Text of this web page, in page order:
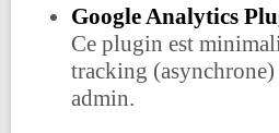
Google Analytics
Ce plugin est
tracking (asynchrone)
admin.